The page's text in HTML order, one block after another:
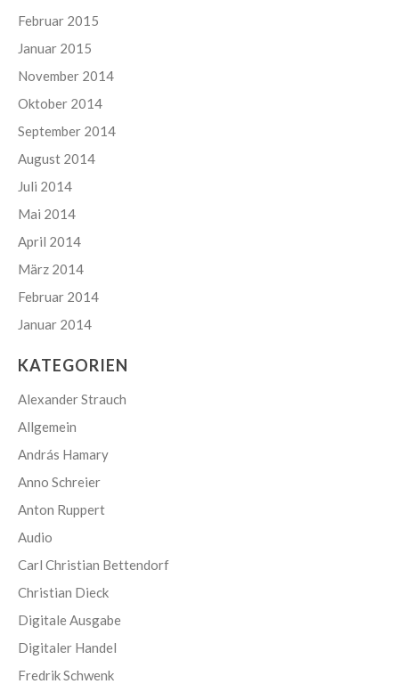
Februar 2015
Januar 2015
November 2014
Oktober 2014
September 2014
August 2014
Juli 2014
Mai 2014
April 2014
März 2014
Februar 2014
Januar 2014
KATEGORIEN
Alexander Strauch
Allgemein
András Hamary
Anno Schreier
Anton Ruppert
Audio
Carl Christian Bettendorf
Christian Dieck
Digitale Ausgabe
Digitaler Handel
Fredrik Schwenk